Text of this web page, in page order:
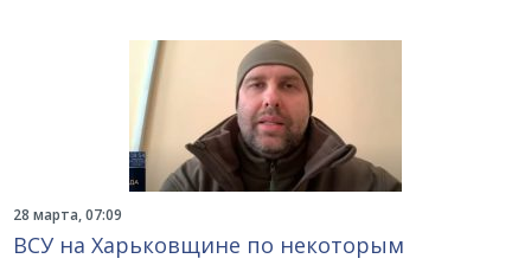
28 марта, 07:09
ВСУ на Харьковщине по некоторым